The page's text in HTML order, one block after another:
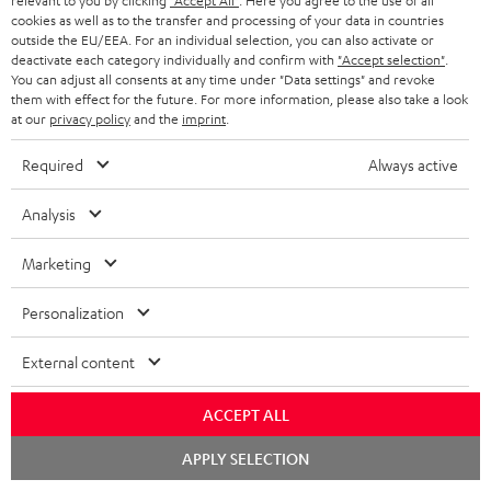
m
V
e
r
s
d
e
n
z
u
r
r
a
t
i
e
x
i
k
o
k
t
d
a
n
Teufel Support
Häufige Fragen
Kontakt
Store Finder
Erlebe unsere Produkte hautnah und lass dich
persönlich im Store beraten.
Mindesteinkaufswert von 300 EUR. Gültig nur beim Kauf ausgewählter
Nicht gültig für bereits getätigte Käufe. Keine Barauszahlung. Nur für
Privatkunden. Nicht mit anderen Aktionsgutscheinen kombinierbar. Der
Weiterverkauf von Aktionsgutscheinen ist untersagt. Der Gutschein verliert
im Falle eines Verkaufs seine Gültigkeit. Die genauen Bedingungen
AGB.
cookies as well as to the transfer and processing of your data in countries
outside the EU/EEA. For an individual selection, you can also activate or
deactivate each category individually and confirm with "Accept selection"
You can adjust all consents at any time under "Data settings" and revoke
them with effect for the future. For more information, please also take a look
at our privacy policyand the imprint
Required Always active
Analysis
Marketing
Personalization
External content
ACCEPT ALL
APPLY SELECTION